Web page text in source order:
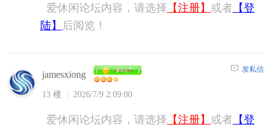
爱休闲论坛内容，请选择 【注册】 或者 【登
陆】
后阅览！
jamesxiong
13 楼 2026/7/9 2:09:00
发私信
爱休闲论坛内容，请选择 【注册】 或者 【登